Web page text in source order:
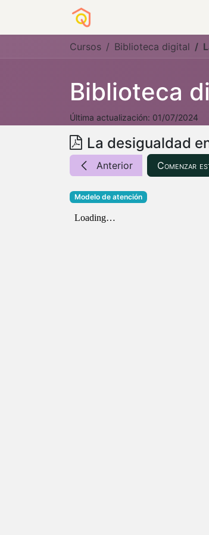
Cursos Biblioteca digital
Biblioteca
Última actualización: 01/07/2024
La desigualdad
Anterior Comenzar
Modelo de atención